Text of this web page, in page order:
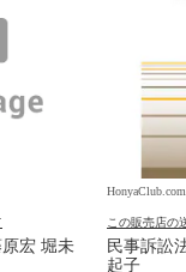
宏 堀未
HonyaClub.com
この販売店の
民事訴訟
起子